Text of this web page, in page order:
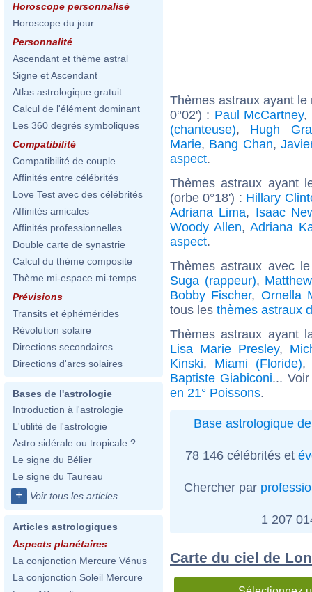
Horoscope personnalisé
Horoscope du jour
Personnalité
Ascendant et thème astral
Signe et Ascendant
Atlas astrologique gratuit
Calcul de l'élément dominant
Les 360 degrés symboliques
Compatibilité
Compatibilité de couple
Affinités entre célébrités
Love Test avec des célébrités
Affinités amicales
Affinités professionnelles
Double carte de synastrie
Calcul du thème composite
Thème mi-espace mi-temps
Prévisions
Transits et éphémérides
Révolution solaire
Directions secondaires
Directions d'arcs solaires
Bases de l'astrologie
Introduction à l'astrologie
L'utilité de l'astrologie
Astro sidérale ou tropicale ?
Le signe du Bélier
Le signe du Taureau
+ Voir tous les articles
Articles astrologiques
Aspects planétaires
La conjonction Mercure Vénus
La conjonction Soleil Mercure
Thèmes astraux ayant
0°02') : Paul McCartney,
(chanteuse), Hugh
Marie, Bang Chan,
aspect.
Thèmes astraux ayant
(orbe 0°18') : Hillary
Adriana Lima, Isaac
Woody Allen, Adriana
aspect.
Thèmes astraux avec
Suga (rappeur),
Bobby Fischer, Ornella
tous les thèmes astraux
Thèmes astraux ayant
Lisa Marie Presley,
Kinski, Miami (Floride)
Baptiste Giabiconi...
en 21° Poissons.
Base astrologique
78 146 célébrités et
Chercher par
1 207
Carte du ciel de